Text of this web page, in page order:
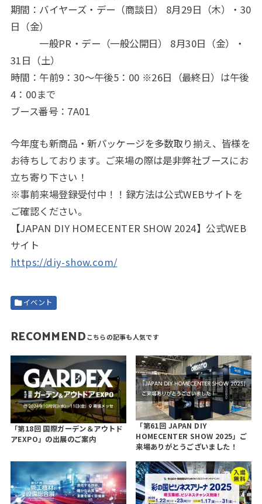
期間：バイヤーズ・デー（商談日） 8月29日（木）・30
日（金）
一般PR・デー（一般公開日） 8月30日（金）・
31日（土）
時間：午前9：30～午後5：00 ※26日（最終日）は午後
4：00まで
ブース番号：7A01
今年度も新商品・新パッケージを多数取り揃え、皆様を
お待ちしております。ご来場の際は是非弊社ブースにお
立ち寄り下さい！
※事前来場登録受付中！！録方法は公式WEBサイトを
ご確認ください。
【JAPAN DIY HOMECENTER SHOW 2024】公式WEB
サイト
https://diy-show.com/
イベント
RECOMMEND
「第18回 国際ガーデン＆アウトド
アEXPO」の出展のご案内
「第61回 JAPAN DIY
HOMECENTER SHOW 2025」ご
来場ありがとうございました！